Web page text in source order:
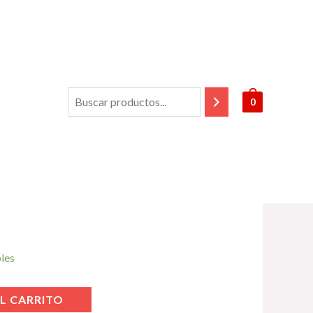
0
/ Punto ciego. Martina
CARRITO